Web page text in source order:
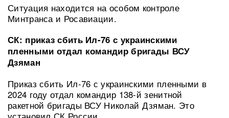
Ситуация находится на особом контроле
Минтранса и Росавиации.
СК: приказ сбить Ил-76 с украинскими
пленными отдал командир бригады ВСУ
Дзяман
Приказ сбить Ил-76 с украинскими пленными в
2024 году отдал командир 138-й зенитной
ракетной бригады ВСУ Николай Дзяман. Это
установил СК России.